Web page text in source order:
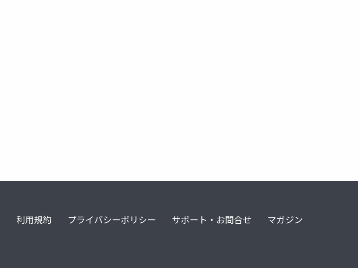
利用規約 プライバシーポリシー サポート・お問合せ マガジン